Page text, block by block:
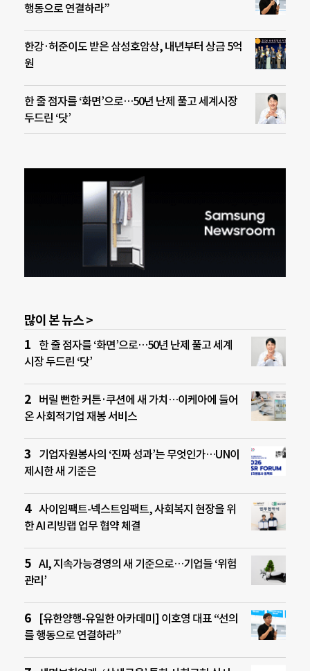
행동으로 연결하라”
한강·허준이도 받은 삼성호암상, 내년부터 상금 5억
원
한 줄 점자를 ‘화면’으로…50년 난제 풀고 세계시장
두드린 ‘닷’
많이 본 뉴스 >
한 줄 점자를 ‘화면’으로…50년 난제 풀고 세계
시장 두드린 ‘닷’
버릴 뻔한 커튼·쿠션에 새 가치…이케아에 들어
온 사회적기업 재봉 서비스
기업자원봉사의 ‘진짜 성과’는 무엇인가…UN이
제시한 새 기준은
사이임팩트-넥스트임팩트, 사회복지 현장을 위
한 AI 리빙랩 업무 협약 체결
AI, 지속가능경영의 새 기준으로…기업들 ‘위험
관리’
[유한양행-유일한 아카데미] 이호영 대표 “선의
를 행동으로 연결하라”